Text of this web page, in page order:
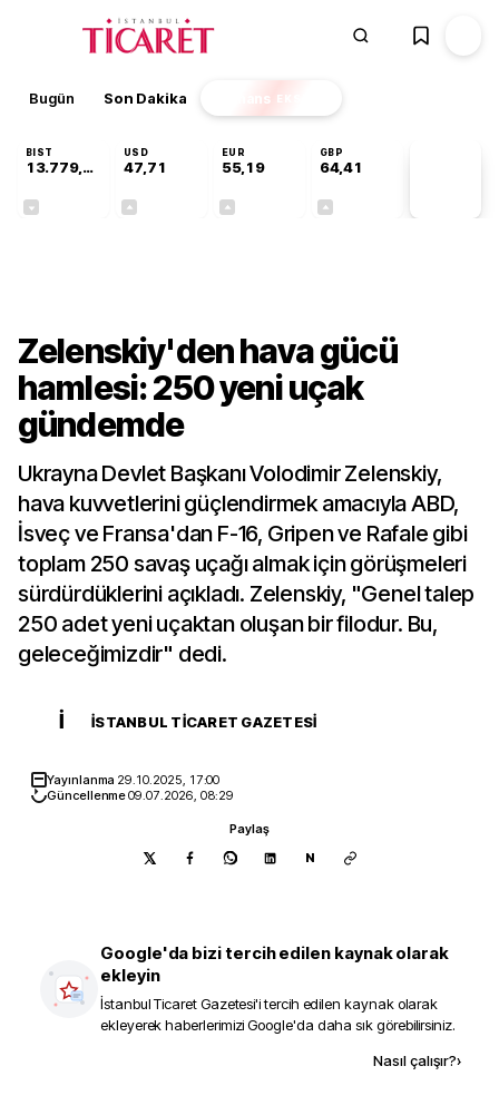
Bugün Son Dakika Finans EKSTRA
BIST
13.779,39
USD
47,71
EUR
55,19
GBP
64,41
Zelenskiy'den hava gücü
hamlesi: 250 yeni uçak
gündemde
Ukrayna Devlet Başkanı Volodimir Zelenskiy,
hava kuvvetlerini güçlendirmek amacıyla ABD,
İsveç ve Fransa'dan F-16, Gripen ve Rafale gibi
toplam 250 savaş uçağı almak için görüşmeleri
sürdürdüklerini açıkladı. Zelenskiy, "Genel talep
250 adet yeni uçaktan oluşan bir filodur. Bu,
geleceğimizdir" dedi.
İ İSTANBUL TICARET GAZETESI
Yayınlanma 29.10.2025, 17:00
Güncellenme09.07.2026, 08:29
Paylaş
N
Google'da bizi tercih edilen kaynak olarak
ekleyin
İstanbul Ticaret Gazetesi'i tercih edilen kaynak olarak
ekleyerek haberlerimizi Google'da daha sık görebilirsiniz.
Nasıl çalışır?›